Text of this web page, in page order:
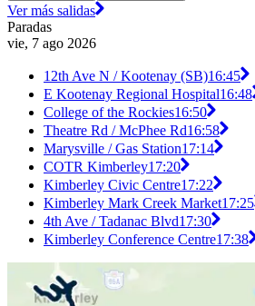
Ver más salidas
Paradas
vie, 7 ago 2026
12th Ave N / Kootenay (SB)16:45
E Kootenay Regional Hospital16:48
College of the Rockies16:50
Theatre Rd / McPhee Rd16:58
Marysville / Gas Station17:14
COTR Kimberley17:20
Kimberley Civic Centre17:22
Kimberley Mark Creek Market17:25
4th Ave / Tadanac Blvd17:30
Kimberley Conference Centre17:38